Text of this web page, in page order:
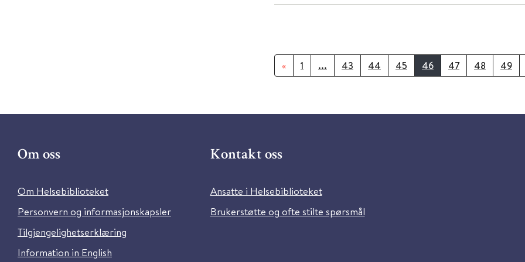
« 1 ... 43 44 45 46 47 48 49
Om oss
Om Helsebiblioteket
Personvern og informasjonskapsler
Tilgjengelighetserklæring
Information in English
Kontakt oss
Ansatte i Helsebiblioteket
Brukerstøtte og ofte stilte spørsmål